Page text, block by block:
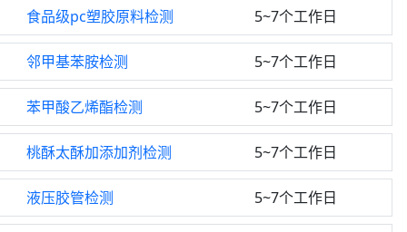
食品级pc塑胶原料检测 5~7个工作日
邻甲基苯胺检测 5~7个工作日
苯甲酸乙烯酯检测 5~7个工作日
桃酥太酥加添加剂检测 5~7个工作日
液压胶管检测 5~7个工作日